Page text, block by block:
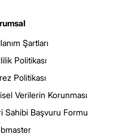
Şartları
Politikası
Politikası
Verilerin Korunması
Sahibi Başvuru Formu